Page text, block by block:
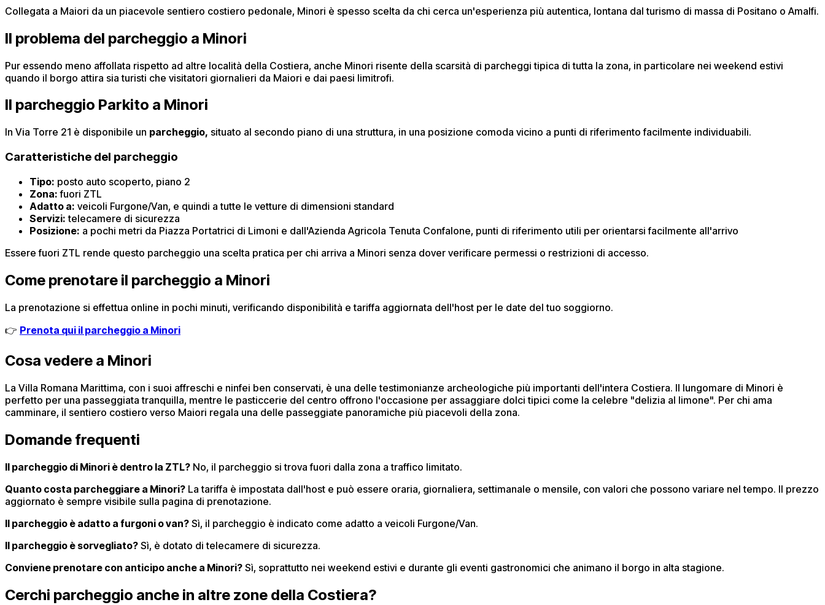
Collegata a Maiori da un piacevole sentiero costiero pedonale, Minori è spesso scelta da chi cerca un'esperienza più autentica, lontana dal turismo di massa di Positano o Amalfi.
Il problema del parcheggio a Minori
Pur essendo meno affollata rispetto ad altre località della Costiera, anche Minori risente della scarsità di parcheggi tipica di tutta la zona, in particolare nei weekend estivi
quando il borgo attira sia turisti che visitatori giornalieri da Maiori e dai paesi limitrofi.
Il parcheggio Parkito a Minori
In Via Torre 21 è disponibile un parcheggio, situato al secondo piano di una struttura, in una posizione comoda vicino a punti di riferimento facilmente individuabili.
Caratteristiche del parcheggio
Tipo: posto auto scoperto, piano 2
Zona: fuori ZTL
Adatto a: veicoli Furgone/Van, e quindi a tutte le vetture di dimensioni standard
Servizi: telecamere di sicurezza
Posizione: a pochi metri da Piazza Portatrici di Limoni e dall'Azienda Agricola Tenuta Confalone, punti di riferimento utili per orientarsi facilmente all'arrivo
Essere fuori ZTL rende questo parcheggio una scelta pratica per chi arriva a Minori senza dover verificare permessi o restrizioni di accesso.
Come prenotare il parcheggio a Minori
La prenotazione si effettua online in pochi minuti, verificando disponibilità e tariffa aggiornata dell'host per le date del tuo soggiorno.
👉 Prenota qui il parcheggio a Minori
Cosa vedere a Minori
La Villa Romana Marittima, con i suoi affreschi e ninfei ben conservati, è una delle testimonianze archeologiche più importanti dell'intera Costiera. Il lungomare di Minori è
perfetto per una passeggiata tranquilla, mentre le pasticcerie del centro offrono l'occasione per assaggiare dolci tipici come la celebre "delizia al limone". Per chi ama
camminare, il sentiero costiero verso Maiori regala una delle passeggiate panoramiche più piacevoli della zona.
Domande frequenti
Il parcheggio di Minori è dentro la ZTL? No, il parcheggio si trova fuori dalla zona a traffico limitato.
Quanto costa parcheggiare a Minori? La tariffa è impostata dall'host e può essere oraria, giornaliera, settimanale o mensile, con valori che possono variare nel tempo. Il prezzo
aggiornato è sempre visibile sulla pagina di prenotazione.
Il parcheggio è adatto a furgoni o van? Sì, il parcheggio è indicato come adatto a veicoli Furgone/Van.
Il parcheggio è sorvegliato? Sì, è dotato di telecamere di sicurezza.
Conviene prenotare con anticipo anche a Minori? Sì, soprattutto nei weekend estivi e durante gli eventi gastronomici che animano il borgo in alta stagione.
Cerchi parcheggio anche in altre zone della Costiera?